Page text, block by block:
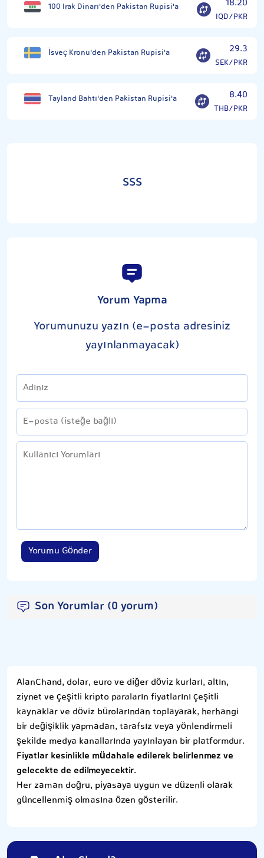
100 Irak Dinarı'den Pakistan Rupisi'a 18.20
IQD/PKR
İsveç Kronu'den Pakistan Rupisi'a 29.3
SEK/PKR
Tayland Bahtı'den Pakistan Rupisi'a 8.40
THB/PKR
SSS
Yorum Yapma
Yorumunuzu yazın (e-posta adresiniz
yayınlanmayacak)
Yorumu Gönder
Son Yorumlar (0 yorum)
AlanChand, dolar, euro ve diğer döviz kurları, altın,
ziynet ve çeşitli kripto paraların fiyatlarını çeşitli
kaynaklar ve döviz bürolarından toplayarak, herhangi
bir değişiklik yapmadan, tarafsız veya yönlendirmeli
şekilde medya kanallarında yayınlayan bir platformdur.
Fiyatlar kesinlikle müdahale edilerek belirlenmez ve
gelecekte de edilmeyecektir.
Her zaman doğru, piyasaya uygun ve düzenli olarak
güncellenmiş olmasına özen gösterilir.